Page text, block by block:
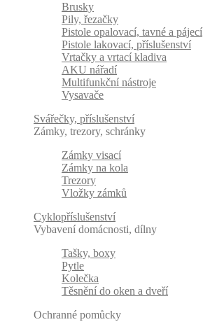
Brusky
Pily, řezačky
Pistole opalovací, tavné a pájecí
Pistole lakovací, příslušenství
Vrtačky a vrtací kladiva
AKU nářadí
Multifunkční nástroje
Vysavače
Svářečky, příslušenství
Zámky, trezory, schránky
Zámky visací
Zámky na kola
Trezory
Vložky zámků
Cyklopříslušenství
Vybavení domácnosti, dílny
Tašky, boxy
Pytle
Kolečka
Těsnění do oken a dveří
Ochranné pomůcky